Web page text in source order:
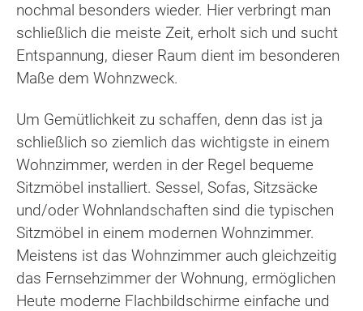
nochmal besonders wieder. Hier verbringt man
schließlich die meiste Zeit, erholt sich und sucht
Entspannung, dieser Raum dient im besonderen
Maße dem Wohnzweck.
Um Gemütlichkeit zu schaffen, denn das ist ja
schließlich so ziemlich das wichtigste in einem
Wohnzimmer, werden in der Regel bequeme
Sitzmöbel installiert. Sessel, Sofas, Sitzsäcke
und/oder Wohnlandschaften sind die typischen
Sitzmöbel in einem modernen Wohnzimmer.
Meistens ist das Wohnzimmer auch gleichzeitig
das Fernsehzimmer der Wohnung, ermöglichen
Heute moderne Flachbildschirme einfache und